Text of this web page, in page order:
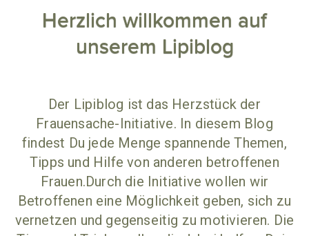
Herzlich willkommen auf
unserem Lipiblog
Der Lipiblog ist das Herzstück der
Frauensache-Initiative. In diesem Blog
findest Du jede Menge spannende Themen,
Tipps und Hilfe von anderen betroffenen
Frauen.Durch die Initiative wollen wir
Betroffenen eine Möglichkeit geben, sich zu
vernetzen und gegenseitig zu motivieren. Die